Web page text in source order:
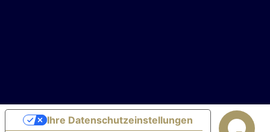
Ihre Datenschutzeinstellungen